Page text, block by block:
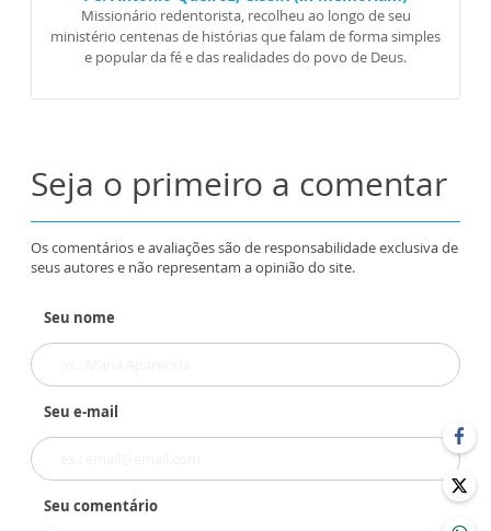
Missionário redentorista, recolheu ao longo de seu
ministério centenas de histórias que falam de forma simples
e popular da fé e das realidades do povo de Deus.
Seja o primeiro a comentar
Os comentários e avaliações são de responsabilidade exclusiva de
seus autores e não representam a opinião do site.
Seu nome
Seu e-mail
Seu comentário